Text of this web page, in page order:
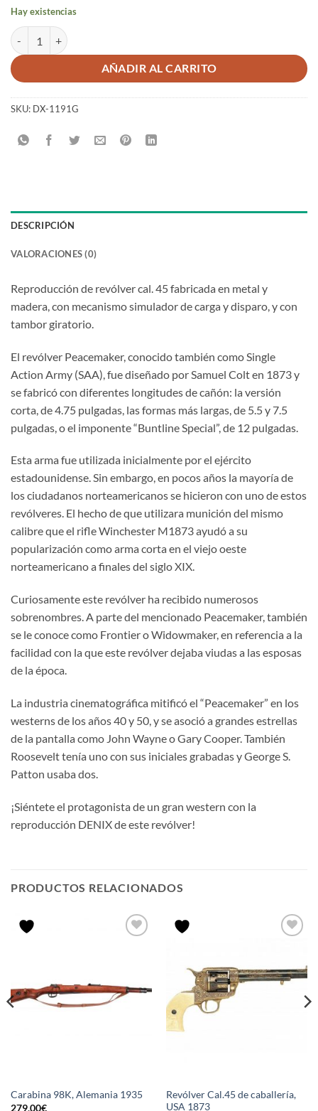
Hay existencias
Revólver Cal.45 de caballería, USA 1873 cantidad
AÑADIR AL CARRITO
SKU: DX-1191G
DESCRIPCIÓN
VALORACIONES (0)
Reproducción de revólver cal. 45 fabricada en metal y
madera, con mecanismo simulador de carga y disparo, y con
tambor giratorio.
El revólver Peacemaker, conocido también como Single
Action Army (SAA), fue diseñado por Samuel Colt en 1873 y
se fabricó con diferentes longitudes de cañón: la versión
corta, de 4.75 pulgadas, las formas más largas, de 5.5 y 7.5
pulgadas, o el imponente “Buntline Special”, de 12 pulgadas.
Esta arma fue utilizada inicialmente por el ejército
estadounidense. Sin embargo, en pocos años la mayoría de
los ciudadanos norteamericanos se hicieron con uno de estos
revólveres. El hecho de que utilizara munición del mismo
calibre que el rifle Winchester M1873 ayudó a su
popularización como arma corta en el viejo oeste
norteamericano a finales del siglo XIX.
Curiosamente este revólver ha recibido numerosos
sobrenombres. A parte del mencionado Peacemaker, también
se le conoce como Frontier o Widowmaker, en referencia a la
facilidad con la que este revólver dejaba viudas a las esposas
de la época.
La industria cinematográfica mitificó el “Peacemaker” en los
westerns de los años 40 y 50, y se asoció a grandes estrellas
de la pantalla como John Wayne o Gary Cooper. También
Roosevelt tenía uno con sus iniciales grabadas y George S.
Patton usaba dos.
¡Siéntete el protagonista de un gran western con la
reproducción DENIX de este revólver!
PRODUCTOS RELACIONADOS
Carabina 98K, Alemania 1935
279,00€
Revólver Cal.45 de caballería,
USA 1873